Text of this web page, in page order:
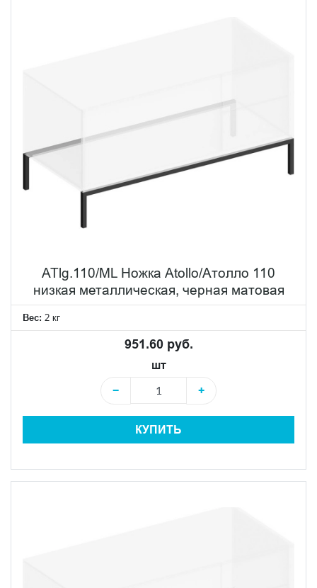
ATlg.110/ML Ножка Atollo/Атолло 110
низкая металлическая, черная матовая
Вес: 2 кг
951.60 руб.
шт
−
+
КУПИТЬ